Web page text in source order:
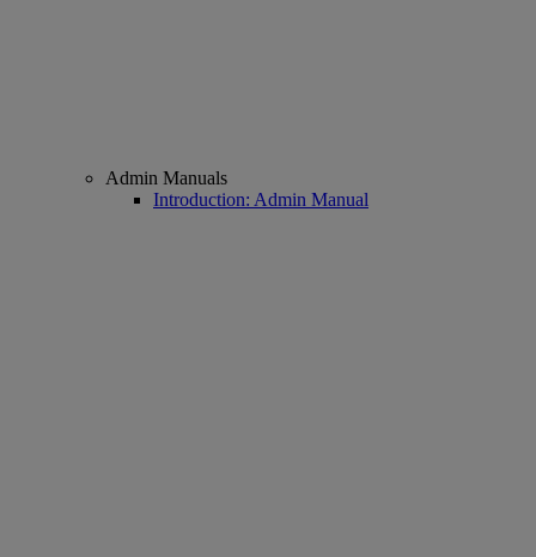
Admin Manuals
Introduction: Admin Manual